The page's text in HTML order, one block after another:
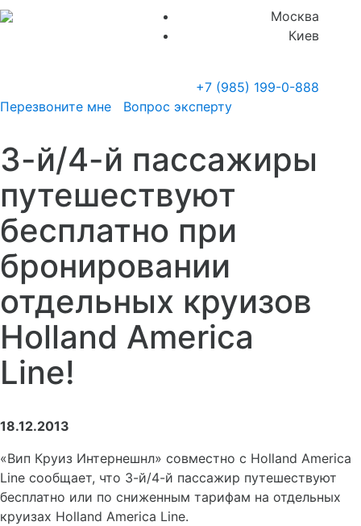
Москва
Киев
+7 (985) 199-0-888
Перезвоните мне
Вопрос эксперту
3-й/4-й пассажиры
путешествуют
бесплатно при
бронировании
отдельных круизов
Holland America
Line!
18.12.2013
«Вип Круиз Интернешнл» совместно с Holland America
Line сообщает, что 3-й/4-й пассажир путешествуют
бесплатно или по сниженным тарифам на отдельных
круизах Holland America Line.